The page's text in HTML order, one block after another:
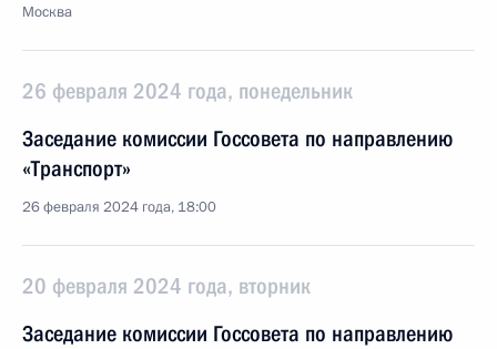
Москва
26 февраля 2024 года, понедельник
Заседание комиссии Госсовета по направлению
«Транспорт»
26 февраля 2024 года, 18:00
20 февраля 2024 года, вторник
Заседание комиссии Госсовета по направлению